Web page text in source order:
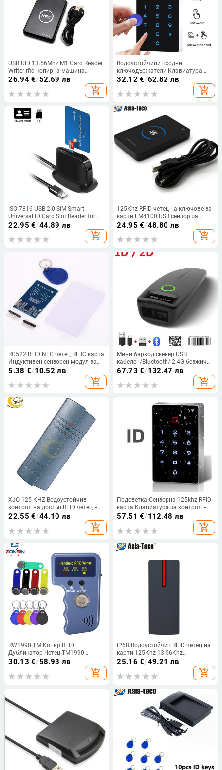
USB UID 13.56Mhz M1 Card Reader
Writer rfid копирна машина
Дубликатор NFC RFID четец на
смарт карти Writer Криптиран
програмист
26.94€/52.69 лв
add_shopping_cart
Водоустойчиви входни
ключодържатели Клавиатура
RFID карта Отварачка за порта
за достъп Контрол на достъпа
Комплект за заключване на
32.12 €/62.82 лв
add_shopping_cart
ISO 7816 USB 2.0 SIM Smart
Universal ID Card Slot Reader for
Bank Card ATM IC/ID CAC TF
Cardreaders Adapter Memory Card
22.95 €/44.89 лв
add_shopping_cart
125Khz RFID четец на ключове за
карти EM4100 USB сензор за
близост Smart 13.56MHZ четец на
контрол на достъпа
24.95 €/48.80 лв
add_shopping_cart
RC522 RFID NFC четец RF IC карта
Индуктивен сензорен модул за
Arduino модул + S50 карта +
5.38 €/10.52 лв
add_shopping_cart
Мини баркод скенер USB
кабелен/Bluetooth/ 2.4G безжичен
1D 2D скенер QR PDF417 EAN13
67.73 €/132.47 лв
add_shopping_cart
XJQ 125 KHZ Водоустойчив
контрол на достъп RFID четец на
карти с wiegand 26/34 система за
сигурност на вратите Mifare IC
четец на карти
22.55 €/44.10 лв
add_shopping_cart
Подсветка Сензорна 125khz RFID
карта Клавиатура за контрол на
достъпа WG 26 изход Аларма
57.51 €/112.48 лв
add_shopping_cart
RW1990 TM Копир RFID
Дубликатор Четец TM1990
ibutton DS-1990A I-Button
Handheld 125KHz T5577 EM4305
EM4100 Ключове Tag Card
30.13 €/58.93 лв
add_shopping_cart
IP68 Водоустойчив RFID четец на
карти 125Khz 13.56Khz
Безконтактна карта за контрол
на достъпа Подчинен четец
Поддръжка на Wiegand 26/34
25.16 €/49.21 лв
add_shopping_cart